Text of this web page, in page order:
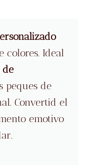
colores. Ideal
peques de
Convertid el
emotivo